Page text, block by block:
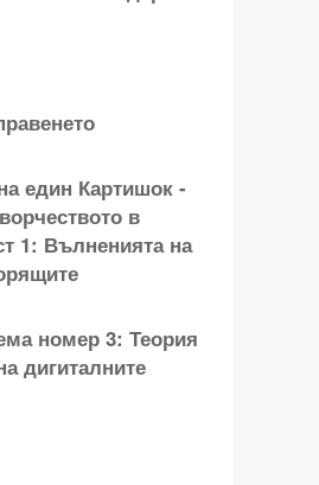
един Картишок -
в
1: Вълненията на
номер 3: Теория
дигиталните